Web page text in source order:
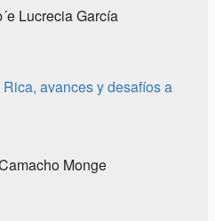
Lucrecia García
avances y desafíos a
Monge